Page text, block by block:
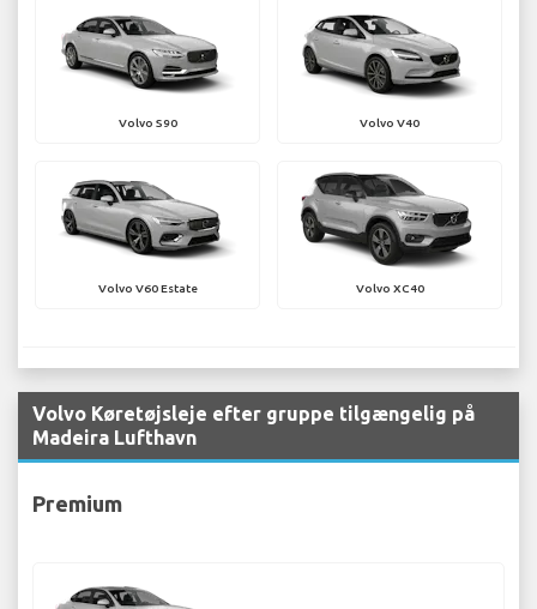
Volvo S90 Volvo V40
Volvo V60 Estate Volvo XC40
Volvo Køretøjsleje efter gruppe tilgængelig på
Madeira Lufthavn
Premium